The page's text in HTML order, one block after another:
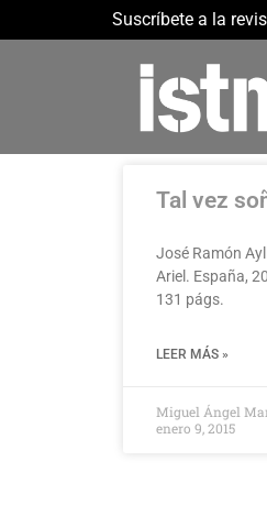
Suscríbete a la
Tal vez
José Ramón
Ariel. España,
131 págs.
LEER MÁS »
Miguel Ángel
enero 9, 2015